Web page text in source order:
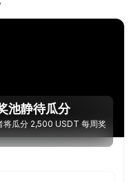
池静待瓜分
将瓜分 2,500 USDT 每周奖